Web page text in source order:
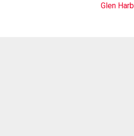
Glen